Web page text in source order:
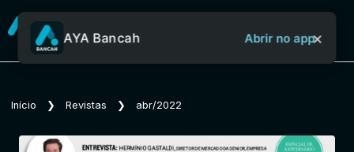
Sobre o Aya Bancah
AYA Bancah Abrir no app×
Início ❯ Revistas ❯ abr/2022